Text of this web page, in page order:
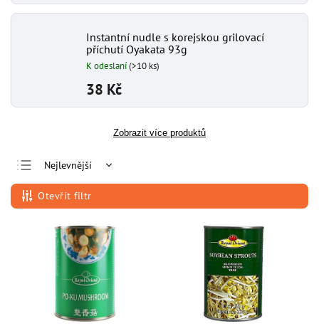
Instantní nudle s korejskou grilovací
příchutí Oyakata 93g
K odeslaní(>10 ks)
38 Kč
Zobrazit více produktů
Nejlevnější
Nejdražší
Nejprodávanější
Abecedně
Otevřít filtr